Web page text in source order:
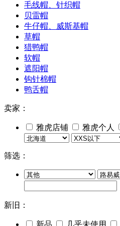
毛线帽、针织帽
贝雷帽
牛仔帽、威斯基帽
草帽
猎鸭帽
软帽
遮阳帽
钩针棉帽
鸭舌帽
卖家：
雅虎店铺 雅虎个人
筛选：
新旧：